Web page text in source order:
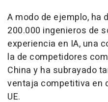
A modo de ejemplo, ha
200.000 ingenieros de
experiencia en IA, una
la de competidores
China y ha subrayado
ventaja competitiva en
UE.